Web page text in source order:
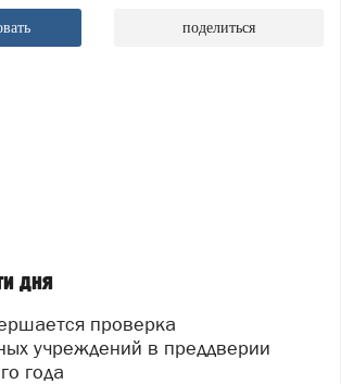
поделиться
дня
учреждений в преддверии
года